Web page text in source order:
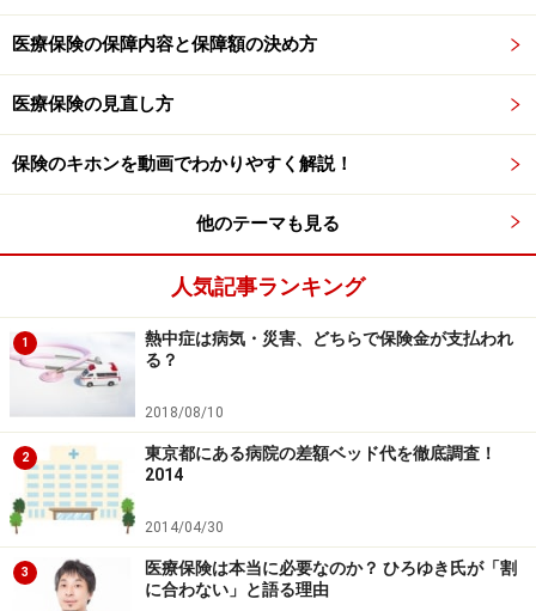
掲載情報の正確性・完全性については十分に配慮しております
が、その内容を保証するものではなく、これに基づく損失・損害
などについて当社は一切の責任を負いません。
最新の情報や詳細については、必ず各金融機関やサービス提供者
の公式情報をご確認ください。
医療保険の保障内容と保障額の決め方
医療保険の見直し方
保険のキホンを動画でわかりやすく解説！
他のテーマも見る
人気記事ランキング
1
熱中症は病気・災害、どちらで保険金が支払われ
る？
2018/08/10
2
東京都にある病院の差額ベッド代を徹底調査！
2014
2014/04/30
3
医療保険は本当に必要なのか？ ひろゆき氏が「割
に合わない」と語る理由